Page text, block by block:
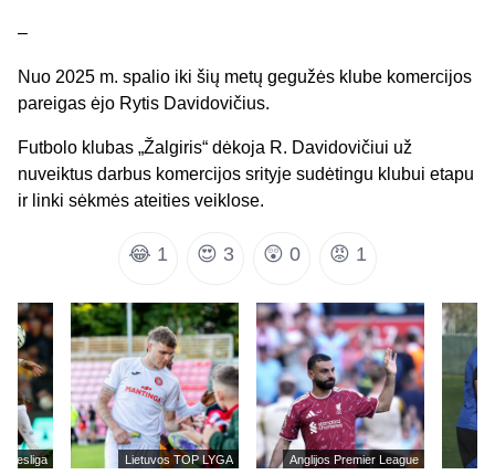
–
Nuo 2025 m. spalio iki šių metų gegužės klube komercijos
pareigas ėjo Rytis Davidovičius.
Futbolo klubas „Žalgiris“ dėkoja R. Davidovičiui už
nuveiktus darbus komercijos srityje sudėtingu klubui etapu
ir linki sėkmės ateities veiklose.
😂 1 😍 3 😲 0 😡 1
Lietuvos TOP LYGA Anglijos Premier League